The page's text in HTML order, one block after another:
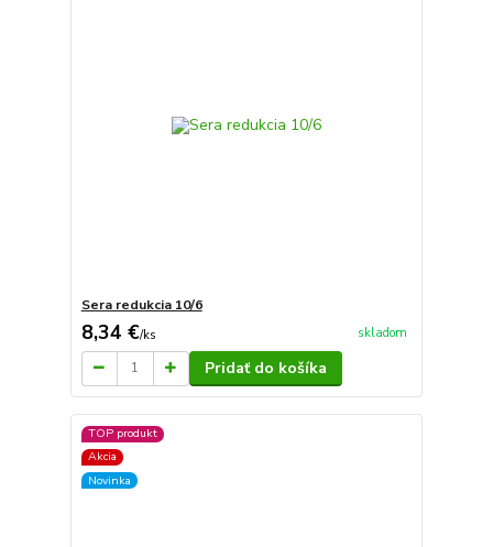
Sera redukcia 10/6
8,34 €/ks skladom
Pridať do košíka
TOP produkt
Akcia
Novinka